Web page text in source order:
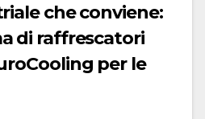
che conviene:
di raffrescatori
per le